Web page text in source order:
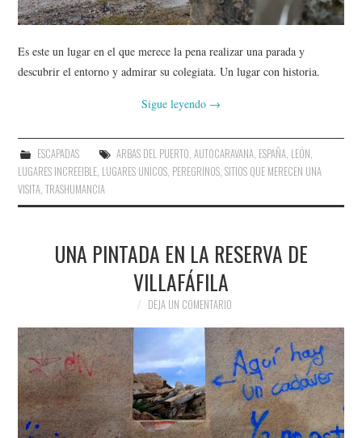
Es este un lugar en el que merece la pena realizar una parada y
descubrir el entorno y admirar su colegiata. Un lugar con historia.
Sigue leyendo →
ESCAPADAS ARBAS DEL PUERTO AUTOCARAVANA, ESPAÑA, LEÓN
LUGARES INCREEIBLE LUGARES UNICOS PEREGRINOS ,SITIOS QUE MERECEN UNA
VISITA ,TRASHUMANCIA
UNA PINTADA EN LA RESERVA DE
VILLAFÁFILA
DEJA UN COMENTARIO